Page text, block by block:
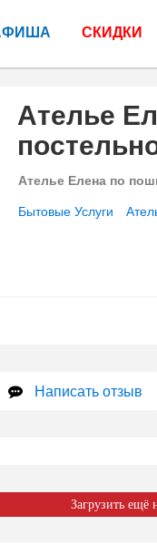
СКИДКИ
Ателье
Ателье Елена по
Бытовые Услуги
Написать отзыв
Загрузить ещё